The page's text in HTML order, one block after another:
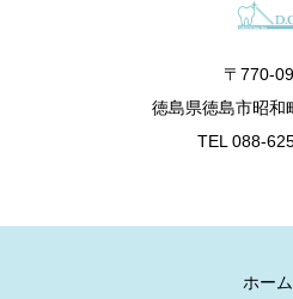
〒770-
徳島県徳島市昭和
TEL 088-
ホーム